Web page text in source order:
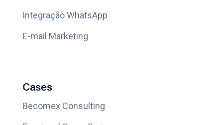
Integração WhatsApp
E-mail Marketing
Cases
Becomex Consulting